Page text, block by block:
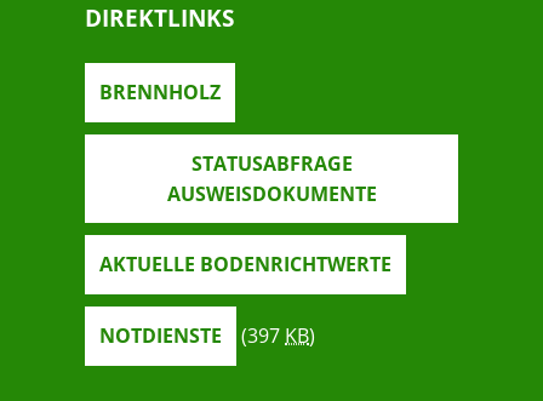
DIREKTLINKS
BRENNHOLZ
STATUSABFRAGE
AUSWEISDOKUMENTE
AKTUELLE BODENRICHTWERTE
NOTDIENSTE (397 KB)